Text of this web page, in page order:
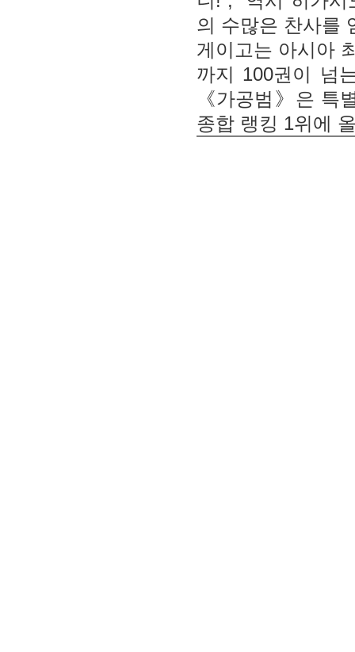
의 수많은 찬사를
게이고는 아시아
까지 100권이 넘
《가공범》은 특
종합 랭킹 1위에